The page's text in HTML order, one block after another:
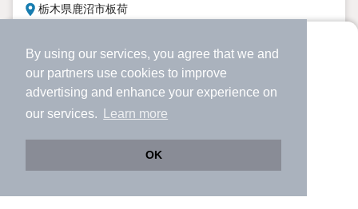
By using our services, you agree that we and
our partners use cookies to improve
advertising and enhance your experience on
our services.
Learn more
OK
より使いやすくなった
アプリで物件探ししませんか？
サクサク動く地図で物件検索
栃木県鹿沼市板荷
詳細を見る
提供